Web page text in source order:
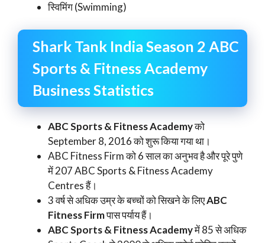
स्विमिंग (Swimming)
Shark Tank India Season 2 ABC
Sports & Fitness Academy
Business Statistics
ABC Sports & Fitness Academyको
September 8, 2016 को शुरू किया गया था।
ABC Fitness Firm को 6 साल का अनुभव है और पूरे पुणे
में 207 ABC Sports & Fitness Academy
Centres हैं।
3 वर्ष से अधिक उम्र के बच्चों को सिखने के लिएABC
Fitness Firmपास पर्याय हैं।
ABC Sports & Fitness Academyमें 85 से अधिक